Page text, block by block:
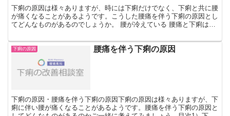
下痢の原因は様々ありますが、時には下痢だけでなく、下痢と共に腰
が痛くなることがあるようです。こうした腰痛を伴う下痢の原因とし
てどんなものがあるのでしょうか。 腰が冷えている 腰痛と下痢は、
下痢の原因 腰痛を伴う下痢の原因
下痢の原因・腰痛を伴う下痢の原因下痢の原因は様々ありますが、下
痢に伴い腰が痛くなることがあるようです。腰痛を伴う下痢の原因と